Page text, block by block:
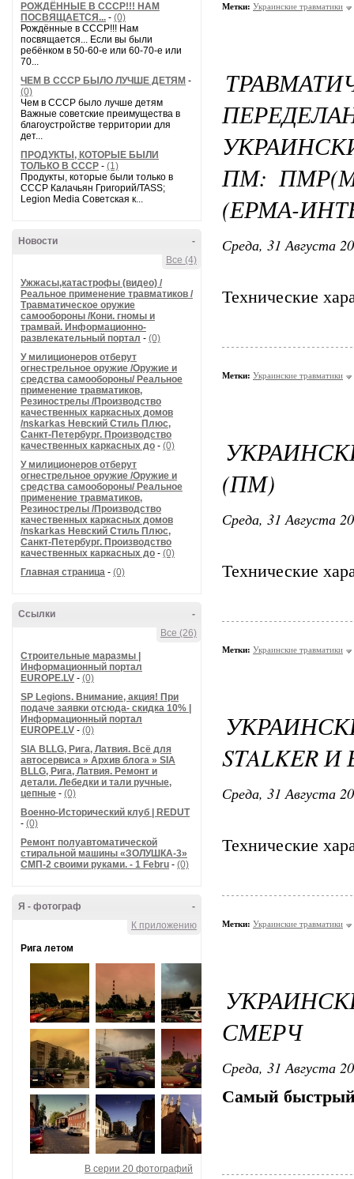
РОЖДЁННЫЕ В СССР!!! НАМ
ПОСВЯЩАЕТСЯ... - (0)
Рождённые в СССР!!! Нам
посвящается... Если вы были
ребёнком в 50-60-е или 60-70-е или
70...
ЧЕМ В СССР БЫЛО ЛУЧШЕ ДЕТЯМ -
(0)
Чем в СССР было лучше детям
Важные советские преимущества в
благоустройстве территории для
дет...
ПРОДУКТЫ, КОТОРЫЕ БЫЛИ
ТОЛЬКО В СССР - (1)
Продукты, которые были только в
СССР Калачьян Григорий/TASS;
Legion Media Советская к...
-
Новости
Все (4)
Ужжасы,катастрофы (видео) /
Реальное применение травматиков /
Травматическое оружие
самообороны /Кони. гномы и
трамвай. Информационно-
развлекательный портал - (0)
У милиционеров отберут
огнестрельное оружие /Оружие и
средства самообороны/ Реальное
применение травматиков,
Резинострелы /Производство
качественных каркасных домов
/nskarkas Невский Стиль Плюс,
Санкт-Петербург. Производство
качественных каркасных до - (0)
У милиционеров отберут
огнестрельное оружие /Оружие и
средства самообороны/ Реальное
применение травматиков,
Резинострелы /Производство
качественных каркасных домов
/nskarkas Невский Стиль Плюс,
Санкт-Петербург. Производство
качественных каркасных до - (0)
Главная страница - (0)
-
Ссылки
Все (26)
Строительные маразмы |
Информационный портал
EUROPE.LV - (0)
SP Legions. Внимание, акция! При
подаче заявки отсюда- скидка 10% |
Информационный портал
EUROPE.LV - (0)
SIA BLLG, Рига, Латвия. Всё для
автосервиса » Архив блога » SIA
BLLG, Рига, Латвия. Ремонт и
детали. Лебедки и тали ручные,
цепные - (0)
Военно-Исторический клуб | REDUT
- (0)
Ремонт полуавтоматической
стиральной машины «ЗОЛУШКА-3»
СМП-2 своими руками. - 1 Febru - (0)
-
Я - фотограф
К приложению
Рига летом
В серии 20 фотографий
Метки: Украинские травматики
ПМ:
(ЕРМА-
Среда, 31 Августа
Технические
Метки: Украинские травматики
(ПМ)
Среда, 31 Августа
Технические
Метки: Украинские травматики
STALKER И
Среда, 31 Августа
Технические
Метки: Украинские травматики
СМЕРЧ
Среда, 31 Августа
Самый быстрый